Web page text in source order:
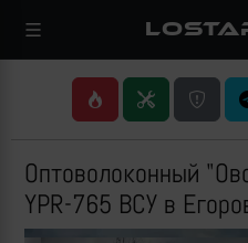
Оптоволоконный
YPR-765 ВСУ в